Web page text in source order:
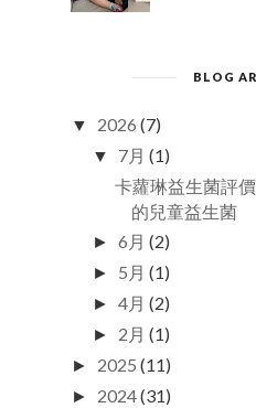
BLOG
▼ 2026 (7)
▼ 7月 (1)
卡蘿琳益生菌評
的兒童益生菌
►6月 (2)
► 5月 (1)
►4月 (2)
► 2月 (1)
► 2025 (11)
► 2024(31)